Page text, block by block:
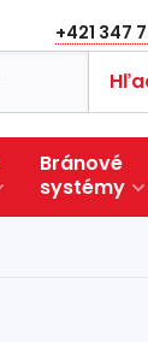
+421 347
Bránové
systémy